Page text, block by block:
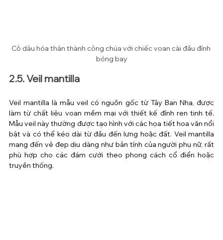
Cô dâu hóa thân thành công chúa với chiếc voan cài đầu đính
bóng bay
2.5. Veil mantilla
Veil mantilla là mẫu veil có nguồn gốc từ Tây Ban Nha, được
làm từ chất liệu voan mềm mại với thiết kế đính ren tinh tế.
Mẫu veil này thường được tạo hình với các họa tiết hoa văn nổi
bật và có thể kéo dài từ đầu đến lưng hoặc đất. Veil mantilla
mang đến vẻ đẹp dịu dàng như bản tính của người phụ nữ, rất
phù hợp cho các đám cưới theo phong cách cổ điển hoặc
truyền thống.